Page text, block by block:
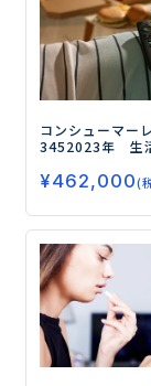
コンシューマー
3452023年 生
―今後の対策ニー
健康数値は 「体
圧」「体脂肪率
肪」「血糖値」
¥462,000(